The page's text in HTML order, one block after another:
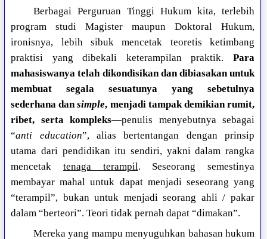
Berbagai Perguruan Tinggi Hukum kita, terlebih
program studi Magister maupun Doktoral Hukum,
ironisnya, lebih sibuk mencetak teoretis ketimbang
praktisi yang dibekali keterampilan praktik. Para
mahasiswanya telah dikondisikan dan dibiasakan untuk
membuat segala sesuatunya yang sebetulnya
sederhana dansimple, menjadi tampak demikian rumit,
ribet, serta kompleks—penulis menyebutnya sebagai
“anti education”, alias bertentangan dengan prinsip
utama dari pendidikan itu sendiri, yakni dalam rangka
mencetak tenaga terampil. Seseorang semestinya
membayar mahal untuk dapat menjadi seseorang yang
“terampil”, bukan untuk menjadi seorang ahli / pakar
dalam “berteori”. Teori tidak pernah dapat “dimakan”.
Mereka yang mampu menyuguhkan bahasan hukum